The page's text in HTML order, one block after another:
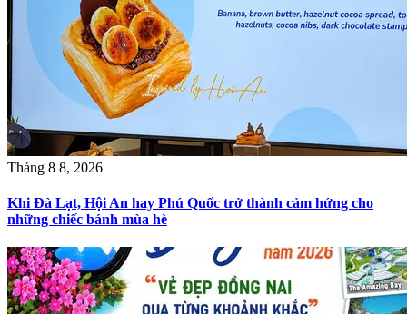
Tháng 8 8, 2026
Khi Đà Lạt, Hội An hay Phú Quốc trở thành cảm hứng cho
những chiếc bánh mùa hè